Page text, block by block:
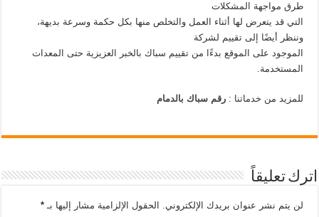
طرق مواجهة المشكلات
التي قد يتعرض لها أثناء العمل والتخلص منها بكل حكمة وسرعة بديهة،
وننظر أيضًا إلى تقييم لشركة
الموجود على الموقع بدءًا من تقييم سباك بالخبر العزيزية حتى المعدات
المستخدمة.
للمزيد من خدماتنا :رقم سباك بالدمام
اترك تعليقاً
لن يتم نشر عنوان بريدك الإلكتروني. الحقول الإلزامية مشار إليها بـ*